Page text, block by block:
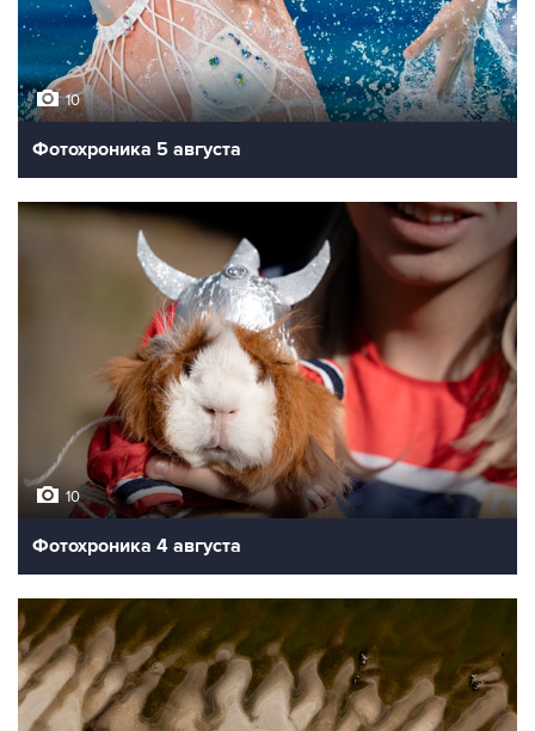
10
Фотохроника 5 августа
10
Фотохроника 4 августа